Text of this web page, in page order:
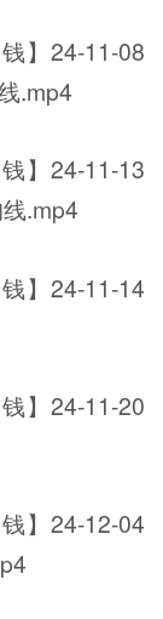
】24-11-08
.mp4
】24-11-13
.mp4
】24-11-14
】24-11-20
】24-12-04